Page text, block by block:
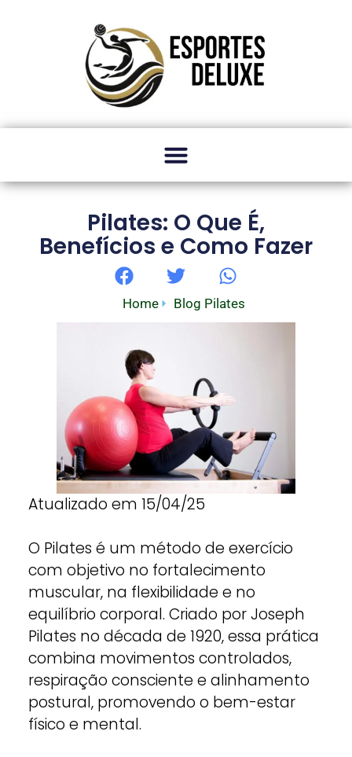
Pilates: O Que É,
Benefícios e Como Fazer
Home Blog Pilates
Atualizado em 15/04/25
O Pilates é um método de exercício
com objetivo no fortalecimento
muscular, na flexibilidade e no
equilíbrio corporal. Criado por Joseph
Pilates no década de 1920, essa prática
combina movimentos controlados,
respiração consciente e alinhamento
postural, promovendo o bem-estar
físico e mental.